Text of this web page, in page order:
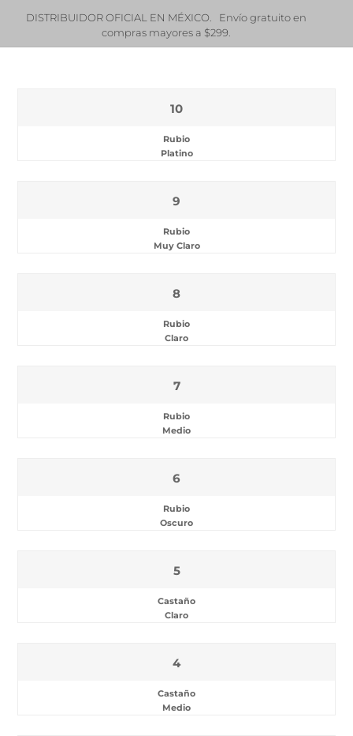
OFICIAL EN MÉXICO. Envío gratuito en
compras mayores a $299.
¿Eres
10
Rubio
Platino
9
Rubio
Muy Claro
8
Rubio
Claro
7
Rubio
Medio
6
Rubio
Oscuro
5
Castaño
Claro
4
Castaño
Medio